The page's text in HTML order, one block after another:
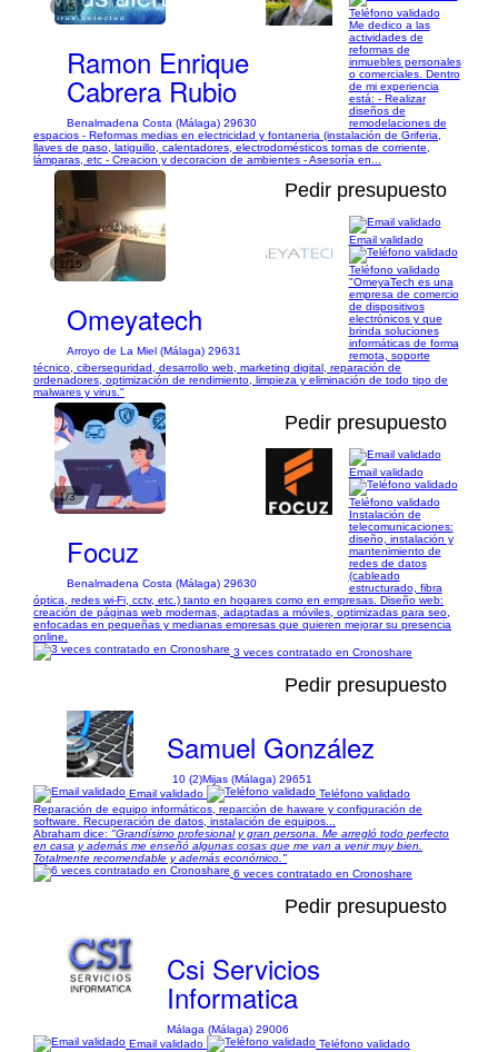
1/5
Ramon Enrique
Cabrera Rubio
Benalmadena Costa (Málaga) 29630
Teléfono validado
Me dedico a las
actividades de
reformas de
inmuebles personales
o comerciales. Dentro
de mi experiencia
está: - Realizar
diseños de
remodelaciones de
espacios - Reformas medias en electricidad y fontaneria (instalación de Griferia,
llaves de paso, latiguillo, calentadores, electrodomésticos tomas de corriente,
lámparas, etc - Creacion y decoracion de ambientes - Asesoría en...
1/15
Pedir presupuesto
Omeyatech
Arroyo de La Miel (Málaga) 29631
Email validado
Teléfono validado
"OmeyaTech es una
empresa de comercio
de dispositivos
electrónicos y que
brinda soluciones
informáticas de forma
remota, soporte
técnico, ciberseguridad, desarrollo web, marketing digital, reparación de
ordenadores, optimización de rendimiento, limpieza y eliminación de todo tipo de
malwares y virus."
1/3
Pedir presupuesto
Focuz
Benalmadena Costa (Málaga) 29630
Email validado
Teléfono validado
Instalación de
telecomunicaciones:
diseño, instalación y
mantenimiento de
redes de datos
(cableado
estructurado, fibra
óptica, redes wi-Fi, cctv, etc.) tanto en hogares como en empresas. Diseño web:
creación de páginas web modernas, adaptadas a móviles, optimizadas para seo,
enfocadas en pequeñas y medianas empresas que quieren mejorar su presencia
online.
3 veces contratado en Cronoshare
Pedir presupuesto
Samuel González
10 (2)Mijas (Málaga) 29651
Email validado
Teléfono validado
Reparación de equipo informáticos, reparción de haware y configuración de
software. Recuperación de datos, instalación de equipos...
Abraham dice: "Grandísimo profesional y gran persona. Me arregló todo perfecto
en casa y además me enseñó algunas cosas que me van a venir muy bien.
Totalmente recomendable y además económico."
6 veces contratado en Cronoshare
Pedir presupuesto
Csi Servicios
Informatica
Málaga (Málaga) 29006
Email validado
Teléfono validado